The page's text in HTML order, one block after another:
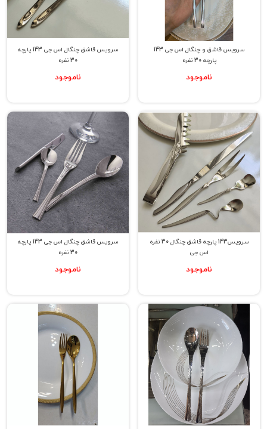
سرویس قاشق و چنگال اس جی 143
پارچه 30 نفره
ناموجود
سرویس قاشق چنگال اس جی 143 پارچه
30 نفره
ناموجود
سرویس143 پارچه قاشق چنگال 30 نفره
اس جی
ناموجود
سرویس قاشق چنگال اس جی 143 پارچه
30 نفره
ناموجود